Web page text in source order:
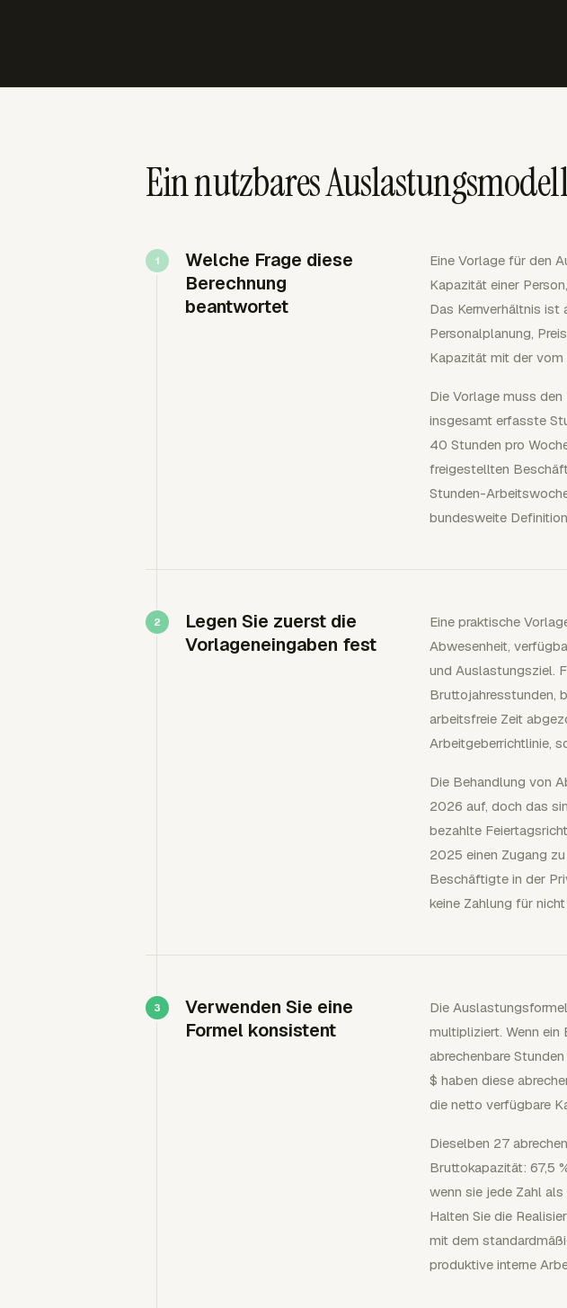
Ein nutzbares
Welche Frage diese
Berechnung
beantwortet
Eine Vorlage für den
Kapazität einer
Das Kernverhältnis ist
Personalplanung,
Kapazität mit der vom
Die Vorlage muss
insgesamt erfasste
40 Stunden pro
freigestellten
Stunden-
bundesweite
Legen Sie zuerst die
Vorlageneingaben fest
Eine praktische
Abwesenheit,
und Auslastungsziel.
Bruttojahresstunden,
arbeitsfreie Zeit
Arbeitgeberrichtlinie,
Die Behandlung von
2026 auf, doch das
bezahlte
2025 einen Zugang
Beschäftigte in der
keine Zahlung für
Verwenden Sie eine
Formel konsistent
Die
multipliziert. Wenn ein
abrechenbare
$ haben diese
die netto verfügbare
Dieselben 27
Bruttokapazität: 67,5
wenn sie jede Zahl
Halten Sie die
mit dem
produktive interne